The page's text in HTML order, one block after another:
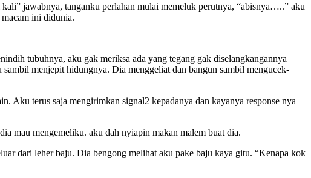
jawabnya, tanganku perlahan mulai memeluk perutnya, “abisnya…..” aku
ini didunia.
tubuhnya, aku gak meriksa ada yang tegang gak diselangkangannya
menjepit hidungnya. Dia menggeliat dan bangun sambil mengucek-
Aku terus saja mengirimkan signal2 kepadanya dan kayanya response nya
mau mengemeliku. aku dah nyiapin makan malem buat dia.
dari leher baju. Dia bengong melihat aku pake baju kaya gitu. “Kenapa kok